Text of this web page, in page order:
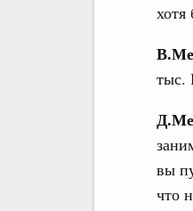
хотя
тыс.
вы
что